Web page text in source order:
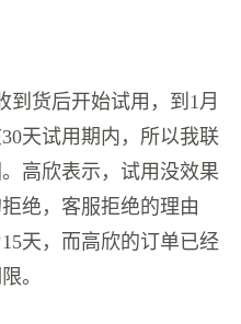
到货后开始试用，到1月
天试用期内，所以我联
高欣表示，试用没效果
绝，客服拒绝的理由
天，而高欣的订单已经
。